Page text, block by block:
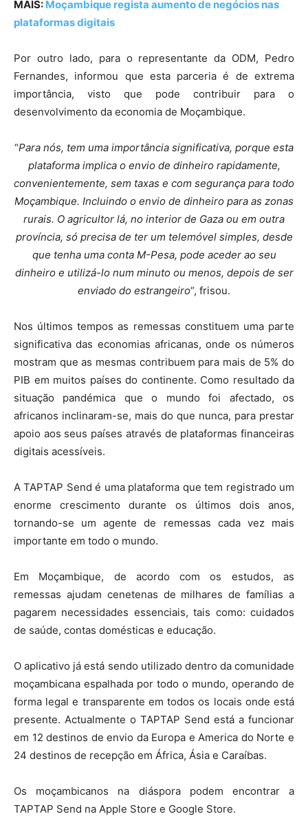
MAIS: Moçambique regista aumento de negócios nas
plataformas digitais
Por outro lado, para o representante da ODM, Pedro
Fernandes, informou que esta parceria é de extrema
importância, visto que pode contribuir para o
desenvolvimento da economia de Moçambique.
“Para nós, tem uma importância significativa, porque esta
plataforma implica o envio de dinheiro rapidamente,
convenientemente, sem taxas e com segurança para todo
Moçambique. Incluindo o envio de dinheiro para as zonas
rurais. O agricultor lá, no interior de Gaza ou em outra
província, só precisa de ter um telemóvel simples, desde
que tenha uma conta M-Pesa, pode aceder ao seu
dinheiro e utilizá-lo num minuto ou menos, depois de ser
enviado do estrangeiro“, frisou.
Nos últimos tempos as remessas constituem uma parte
significativa das economias africanas, onde os números
mostram que as mesmas contribuem para mais de 5% do
PIB em muitos países do continente. Como resultado da
situação pandémica que o mundo foi afectado, os
africanos inclinaram-se, mais do que nunca, para prestar
apoio aos seus países através de plataformas financeiras
digitais acessíveis.
A TAPTAP Send é uma plataforma que tem registrado um
enorme crescimento durante os últimos dois anos,
tornando-se um agente de remessas cada vez mais
importante em todo o mundo.
Em Moçambique, de acordo com os estudos, as
remessas ajudam cenetenas de milhares de famílias a
pagarem necessidades essenciais, tais como: cuidados
de saúde, contas domésticas e educação.
O aplicativo já está sendo utilizado dentro da comunidade
moçambicana espalhada por todo o mundo, operando de
forma legal e transparente em todos os locais onde está
presente. Actualmente o TAPTAP Send está a funcionar
em 12 destinos de envio da Europa e America do Norte e
24 destinos de recepção em África, Ásia e Caraíbas.
Os moçambicanos na diáspora podem encontrar a
TAPTAP Send na Apple Store e Google Store.